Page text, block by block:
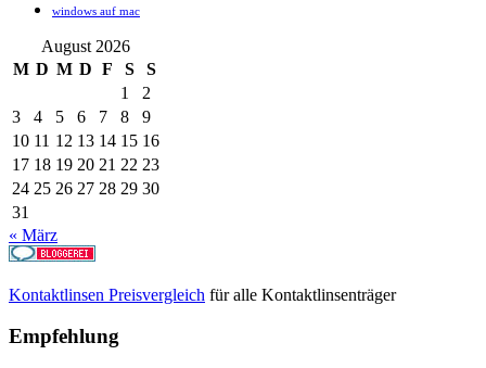
windows auf mac
August 2026
M D M D F S
S
1
2
3
4 5 6 7 8
9
10 11 12 13 14 15 16
17 18 19 20 21 22 23
24 25 26 27 28 29 30
31
« März
Kontaktlinsen Preisvergleich für alle Kontaktlinsenträger
Empfehlung